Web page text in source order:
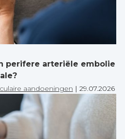
perifere arteriële embolie
aandoeningen | 29.07.2026